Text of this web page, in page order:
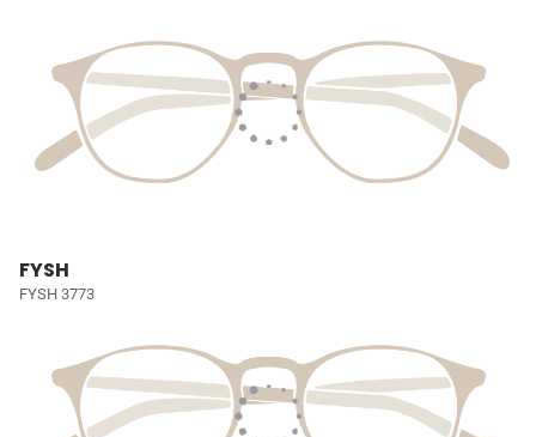
FYSH
FYSH 3773